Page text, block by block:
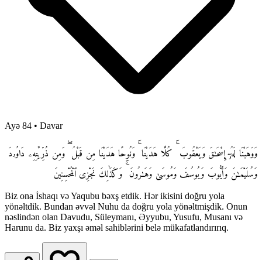
Ayə 84 • Davar
وَوَهَبْنَا لَهُۥٓ إِسْحَـٰقَ وَيَعْقُوبَ ۚ كُلًّا هَدَيْنَا ۚ وَنُوحًا هَدَيْنَا مِن قَبْلُ ۖ وَمِن ذُرِّيَّتِهِۦ دَاوُۥدَ
وَسُلَيْمَـٰنَ وَأَيُّوبَ وَيُوسُفَ وَمُوسَىٰ وَهَـٰرُونَ ۚ وَكَذَٰلِكَ نَجْزِى ٱلْمُحْسِنِينَ
Biz ona İshaqı və Yaqubu bəxş etdik. Hər ikisini doğru yola
yönəltdik. Bundan əvvəl Nuhu da doğru yola yönəltmişdik. Onun
nəslindən olan Davudu, Süleymanı, Əyyubu, Yusufu, Musanı və
Harunu da. Biz yaxşı əməl sahiblərini belə mükafatlandırırıq.